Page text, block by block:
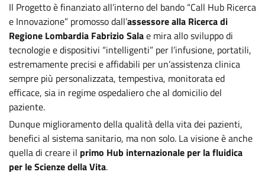
Il Progetto è finanziato all’interno del bando “Call Hub Ricerca
e Innovazione” promosso dall’assessore alla Ricerca di
Regione Lombardia Fabrizio Salae mira allo sviluppo di
tecnologie e dispositivi “intelligenti” per l’infusione, portatili,
estremamente precisi e affidabili per un’assistenza clinica
sempre più personalizzata, tempestiva, monitorata ed
efficace, sia in regime ospedaliero che al domicilio del
paziente.
Dunque miglioramento della qualità della vita dei pazienti,
benefici al sistema sanitario, ma non solo. La visione è anche
quella di creare il primo Hub internazionale per la fluidica
per le Scienze della Vita.